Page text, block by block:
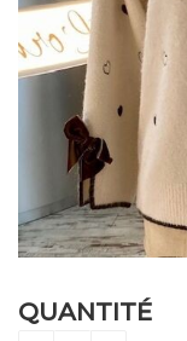
QUANTITÉ